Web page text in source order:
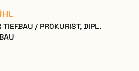
/ PROKURIST, DIPL.